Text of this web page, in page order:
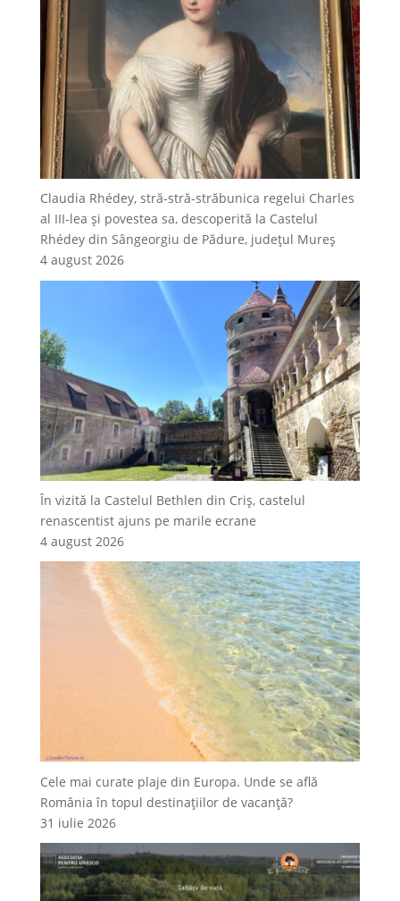
Claudia Rhédey, stră-stră-străbunica regelui Charles
al III-lea și povestea sa, descoperită la Castelul
Rhédey din Sângeorgiu de Pădure, județul Mureș
4 august 2026
În vizită la Castelul Bethlen din Criș, castelul
renascentist ajuns pe marile ecrane
4 august 2026
Cele mai curate plaje din Europa. Unde se află
România în topul destinațiilor de vacanță?
31 iulie 2026